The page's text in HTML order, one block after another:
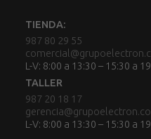
TIENDA:
987 80 29 55
L-V: 8:00 a 13:30 – 15:30 a
TALLER
987 20 18 17
L-V: 8:00 a 13:30 – 15:30 a